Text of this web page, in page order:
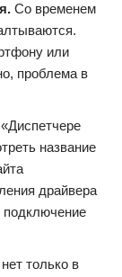
Со временем
или
проблема в
название
драйвера
подключение
только в